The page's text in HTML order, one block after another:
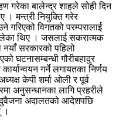
गरेका बालेन्द्र शाहले सोही दिन
। मन्त्री नियुक्ति गरेर
गरिएको विगतको परम्परालाई
थिए । जसलाई सकरात्मक
सरकारको पहिलो
घटनासम्बन्धी गौरीबहादुर
गर्ने लगायतका निर्णय
केपी शर्मा ओली र पूर्व
अनुसन्धानका लागि प्रहरीले
दुवैजना अदालतको आदेशपछि
।